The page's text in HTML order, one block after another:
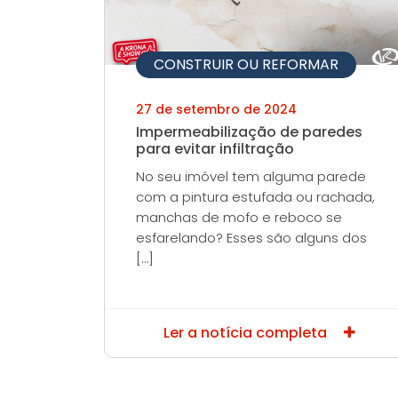
CONSTRUIR OU REFORMAR
27 de setembro de 2024
Impermeabilização de paredes
para evitar infiltração
No seu imóvel tem alguma parede
com a pintura estufada ou rachada,
manchas de mofo e reboco se
esfarelando? Esses são alguns dos
[…]
Ler a notícia completa